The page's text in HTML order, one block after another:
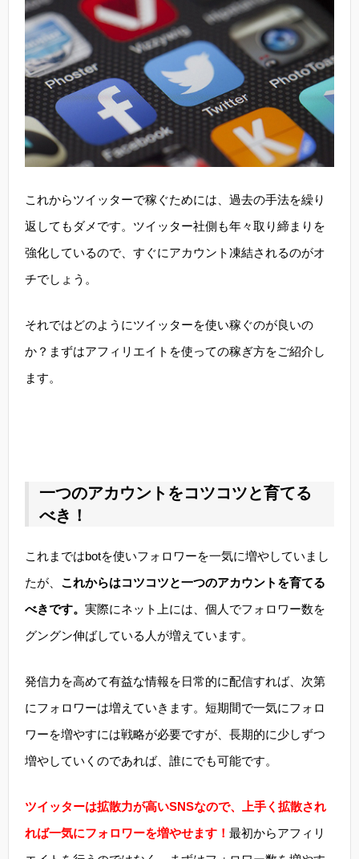
これからツイッターで稼ぐためには、過去の手法を繰り
返してもダメです。ツイッター社側も年々取り締まりを
強化しているので、すぐにアカウント凍結されるのがオ
チでしょう。
それではどのようにツイッターを使い稼ぐのが良いの
か？まずはアフィリエイトを使っての稼ぎ方をご紹介し
ます。
一つのアカウントをコツコツと育てる
べき！
これまではbotを使いフォロワーを一気に増やしていまし
たが、 これからはコツコツと一つのアカウントを育てる
べきです。 実際にネット上には、個人でフォロワー数を
グングン伸ばしている人が増えています。
発信力を高めて有益な情報を日常的に配信すれば、次第
にフォロワーは増えていきます。短期間で一気にフォロ
ワーを増やすには戦略が必要ですが、長期的に少しずつ
増やしていくのであれば、誰にでも可能です。
ツイッターは拡散力が高いSNSなので、上手く拡散され
れば一気にフォロワーを増やせます！ 最初からアフィリ